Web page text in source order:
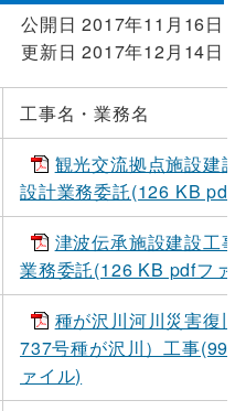
公開日 2017年11月16日
更新日 2017年12月14日
工事名・業務名
観光交流拠点施設建
設計業務委託(126 KB
津波伝承施設建設工
業務委託(126 KB pdfフ
種が沢川河川災害復
737号種が沢川）工事
ァイル)